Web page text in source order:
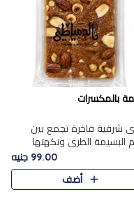
بالمكسرات
شرقية فاخرة تجمع بين
البسيمة الطري ونكهتها
مزينة بتشكيلة مختارة من
والبندق والمكسرات الفاخرة.
متوازن من القوام ..
99.00 جنيه
أضف